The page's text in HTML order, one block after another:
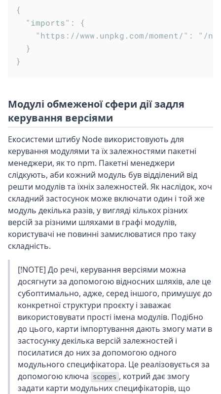
{
  "imports": {
"https://www.unpkg.com/moment/": "/
  }
Модулі обмеженої сфери дії задля
керування версіями
Екосистеми штибу Node використовують для
керування модулями та їх залежностями пакетні
менеджери, як то npm. Пакетні менеджери
слідкують, аби кожний модуль був відділений від
решти модулів та їхніх залежностей. Як наслідок, хоч
складний застосунок може включати один і той же
модуль декілька разів, у вигляді кількох різних
версій за різними шляхами в графі модулів,
користувачі не повинні замислюватися про таку
складність.
[!NOTE] До речі, керування версіями можна
досягнути за допомогою відносних шляхів, але це
субоптимально, адже, серед іншого, примушує до
конкретної структури проєкту і заважає
використовувати прості імена модулів. Подібно
до цього, карти імпортування дають змогу мати в
застосунку декілька версій залежностей і
посилатися до них за допомогою одного
модульного специфікатора. Це реалізовується за
допомогою ключа
scopes , котрий дає змогу
задати карти модульних специфікаторів, що